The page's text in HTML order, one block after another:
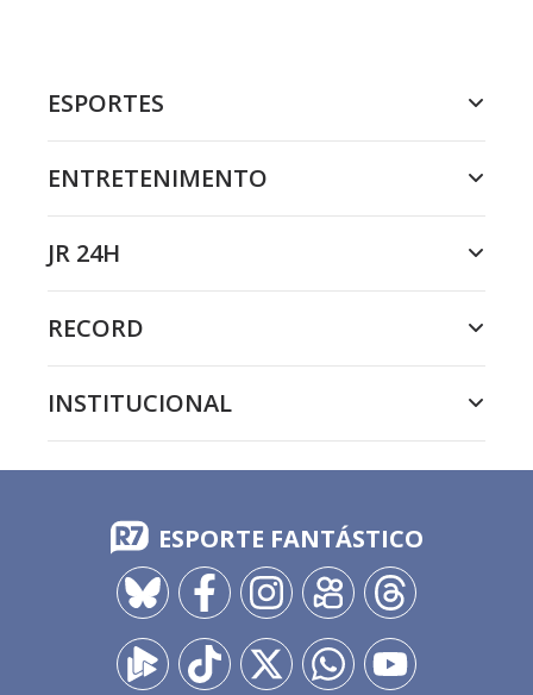
ESPORTES
ENTRETENIMENTO
JR 24H
RECORD
INSTITUCIONAL
ESPORTE FANTÁSTICO